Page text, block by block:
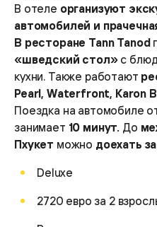
В отеле организуют
автомобилей и
В ресторане Tann Tanod
«шведский стол»с
кухни. Также работают
Pearl, Waterfront, Karon
Поездка на автомобиле
занимает 10 минут. До
Пхукет можно доехать
Deluxe
2720 евро за 2